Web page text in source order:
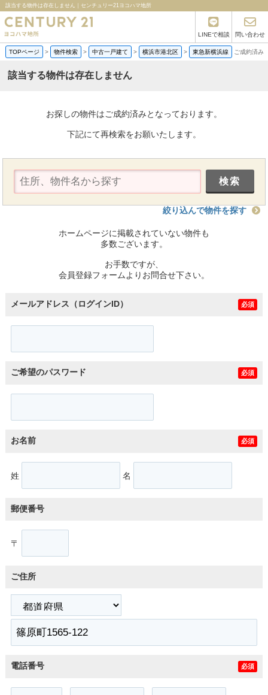
該当する物件は存在しません｜センチュリー21ヨコハマ地所
LINEで相談 問い合わせ
TOPページ > 物件検索 > 中古一戸建て > 横浜市港北区 > 東急新横浜線 ご成約済み
該当する物件は存在しません
お探しの物件はご成約済みとなっております。
下記にて再検索をお願いたします。
絞り込んで物件を探す
ホームページに掲載されていない物件も
多数ございます。
お手数ですが、
会員登録フォームよりお問合せ下さい。
メールアドレス（ログインID） 必須
ご希望のパスワード 必須
お名前 必須
姓 名
郵便番号
〒
ご住所
電話番号 必須